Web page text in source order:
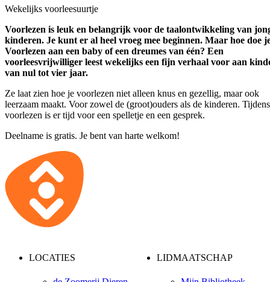
Wekelijks voorleesuurtje
Voorlezen is leuk en belangrijk voor de taalontwikkeling van
kinderen. Je kunt er al heel vroeg mee beginnen. Maar hoe doe
Voorlezen aan een baby of een dreumes van één? Een
voorleesvrijwilliger leest wekelijks een fijn verhaal voor aan
van nul tot vier jaar.
Ze laat zien hoe je voorlezen niet alleen knus en gezellig, maar ook
leerzaam maakt. Voor zowel de (groot)ouders als de kinderen.
voorlezen is er tijd voor een spelletje en een gesprek.
Deelname is gratis. Je bent van harte welkom!
LOCATIES LIDMAATSCHAP